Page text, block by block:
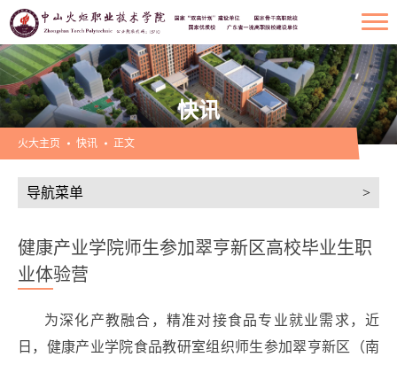
快讯
火大主页 快讯 正文
导航菜单 >
健康产业学院师生参加翠亨新区高校毕业生职
业体验营
为深化产教融合，精准对接食品专业就业需求，近
日，健康产业学院食品教研室组织师生参加翠亨新区（南